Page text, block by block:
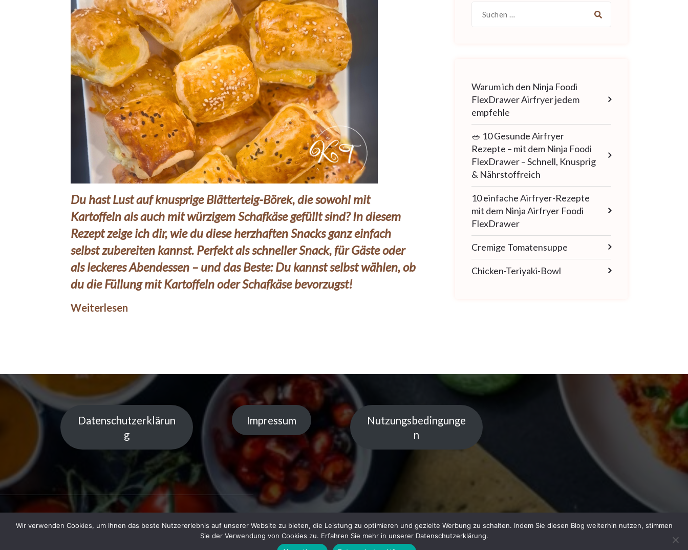
Du hast Lust auf knusprige Blätterteig-Börek, die sowohl mit
Kartoffeln als auch mit würzigem Schafkäse gefüllt sind? In diesem
Rezept zeige ich dir, wie du diese herzhaften Snacks ganz einfach
selbst zubereiten kannst. Perfekt als schneller Snack, für Gäste oder
als leckeres Abendessen – und das Beste: Du kannst selbst wählen, ob
du die Füllung mit Kartoffeln oder Schafkäse bevorzugst!
Weiterlesen
nach:
Warum ich den Ninja Foodi
FlexDrawer Airfryer jedem
empfehle
🥗 10 Gesunde Airfryer
Rezepte – mit dem Ninja Foodi
FlexDrawer – Schnell, Knusprig
& Nährstoffreich
10 einfache Airfryer-Rezepte
mit dem Ninja Airfryer Foodi
FlexDrawer
Cremige Tomatensuppe
Chicken-Teriyaki-Bowl
Datenschutzerklärun
g
Impressum
Nutzungsbedingunge
n
Copyright © 2023 Küchentipps | Powered by
Wir verwenden Cookies, um Ihnen das beste Nutzererlebnis auf unserer Website zu bieten, die Leistung zu optimieren und gezielte Werbung zu schalten. Indem Sie diesen Blog weiterhin nutzen, stimmen
Sie der Verwendung von Cookies zu. Erfahren Sie mehr in unserer Datenschutzerklärung.